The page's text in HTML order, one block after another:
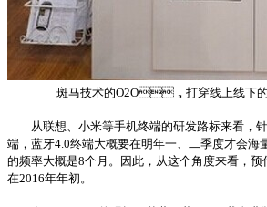
斑马技术的O2O，打穿线上线下
从联想、小米等手机终端的研发路标来看
端，蓝牙4.0终端大概要在明年一、二季度才会
的频率大概是8个月。因此，从这个角度来看
在2016年年初。